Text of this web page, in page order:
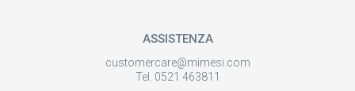
ASSISTENZA
customercare@mimesi.com
Tel. 0521 463811